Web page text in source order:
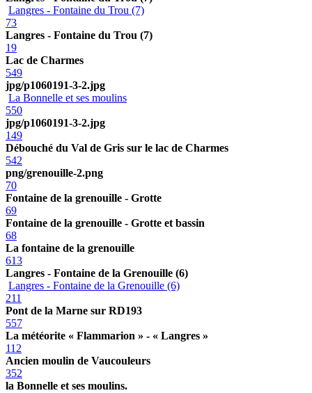
Langres - Fontaine du Trou (7)
73
Langres - Fontaine du Trou (7)
19
Lac de Charmes
549
jpg/p1060191-3-2.jpg
La Bonnelle et ses moulins
550
jpg/p1060191-3-2.jpg
149
Débouché du Val de Gris sur le lac de Charmes
542
png/grenouille-2.png
70
Fontaine de la grenouille - Grotte
69
Fontaine de la grenouille - Grotte et bassin
68
La fontaine de la grenouille
613
Langres - Fontaine de la Grenouille (6)
Langres - Fontaine de la Grenouille (6)
211
Pont de la Marne sur RD193
557
La météorite « Flammarion » - « Langres »
112
Ancien moulin de Vaucouleurs
352
la Bonnelle et ses moulins.